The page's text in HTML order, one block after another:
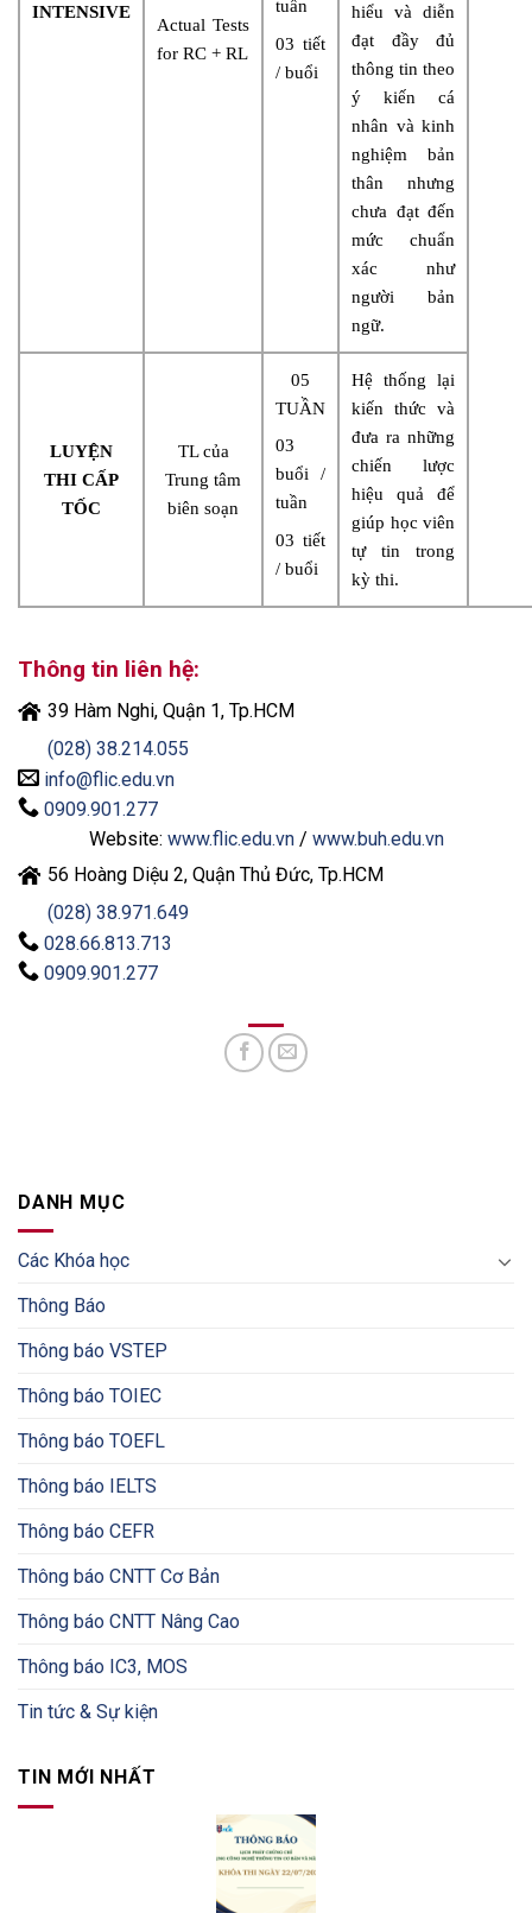
INTENSIVE
Actual Tests
for RC + RL
tuần
03 tiết
/ buổi
hiểu và diễn
đạt đầy đủ
thông tin theo
ý kiến cá
nhân và kinh
nghiệm bản
thân nhưng
chưa đạt đến
mức chuẩn
xác như
người bản
ngữ.
LUYỆN
THI CẤP
TỐC
TL của
Trung tâm
biên soạn
05
TUẦN
03
buổi /
tuần
03 tiết
/ buổi
Hệ thống lại
kiến thức và
đưa ra những
chiến lược
hiệu quả để
giúp học viên
tự tin trong
kỳ thi.
Thông tin liên hệ:
39 Hàm Nghi, Quận 1, Tp.HCM
(028) 38.214.055
info@flic.edu.vn
0909.901.277
Website: www.flic.edu.vn/ www.buh.edu.vn
56 Hoàng Diệu 2, Quận Thủ Đức, Tp.HCM
(028) 38.971.649
028.66.813.713
0909.901.277
DANH MỤC
Các Khóa học
Thông Báo
Thông báo VSTEP
Thông báo TOIEC
Thông báo TOEFL
Thông báo IELTS
Thông báo CEFR
Thông báo CNTT Cơ Bản
Thông báo CNTT Nâng Cao
Thông báo IC3, MOS
Tin tức & Sự kiện
TIN MỚI NHẤT